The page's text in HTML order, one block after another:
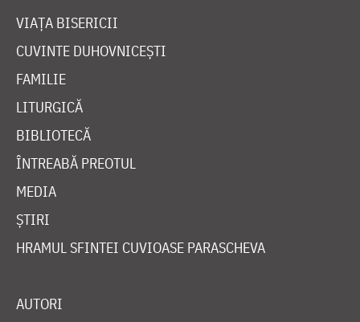
VIAȚA BISERICII
CUVINTE DUHOVNICEȘTI
FAMILIE
LITURGICĂ
BIBLIOTECĂ
ÎNTREABĂ PREOTUL
MEDIA
ȘTIRI
HRAMUL SFINTEI CUVIOASE PARASCHEVA
AUTORI